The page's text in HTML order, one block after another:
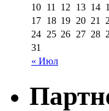
« Июл
10 11 12 13 14
17 18 19 20 21
24 25 26 27 28
31